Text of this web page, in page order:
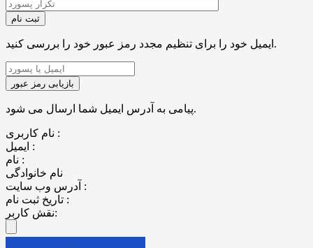
ایمیل خود را برای تنظیم مجدد رمز عبور خود را بررسی کنید.
پیامی به آدرس ایمیل شما ارسال می شود.
نام کاربری :
ایمیل :
نام :
نام خانوادگی
آدرس وب سایت :
تاریخ ثبت نام :
نقش کاربر: